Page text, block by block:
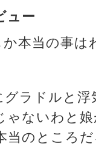
ュー
か本当の事は
ラドルと浮
ゃないわと娘
当のところだ